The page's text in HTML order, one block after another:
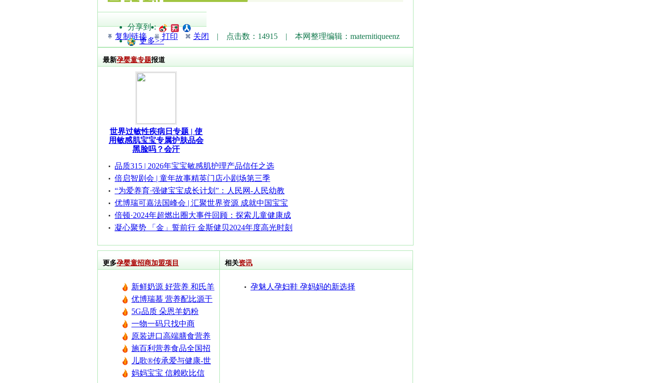
分享到：
更多>>
复制链接 打印 关闭 | 点击数：14915 | 本网整理编辑：maternitiqueenz
最新孕婴童专题报道
世界过敏性疾病日专题 | 使
用敏感肌宝宝专属护肤品会
黑脸吗？会汗
品质315 | 2026年宝宝敏感肌护理产品信任之选
倍启智剧会 | 童年故事精英门店小剧场第三季
“为爱养育·强健宝宝成长计划”：人民网-人民幼教
优博瑞可嘉法国峰会 | 汇聚世界资源 成就中国宝宝
倍顿·2024年超燃出圈大事件回顾：探索儿童健康成
凝心聚势 「金」誓前行 金斯健贝2024年度高光时刻
更多孕婴童招商加盟项目
新鲜奶源 好营养 和氏羊
奶粉 每一滴都是新鲜的
承诺
优博瑞慕 营养配比源于
初乳研究
5G品质 朵恩羊奶粉
5GYoungMa的选择
一物一码只找中商
原装进口高端膳食营养
补充剂 专注宝宝营养 伴
随健康成长
施百利营养食品全国招
商
儿歌®传承爱与健康-世
纪盛名全方位儿童营养
管理
妈妈宝宝 信赖欧比信
相关资讯
孕魅人孕妇鞋 孕妈妈的新选择